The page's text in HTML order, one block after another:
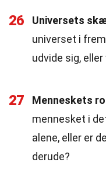
26 Universets
universet i
udvide sig,
27 Menneskets
mennesket i
alene, eller er
derude?